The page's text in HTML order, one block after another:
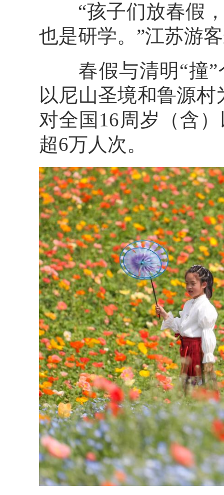
“孩子们放春假，
也是研学。”江苏游
春假与清明“撞”
以尼山圣境和鲁源
对全国16周岁（含
超6万人次。